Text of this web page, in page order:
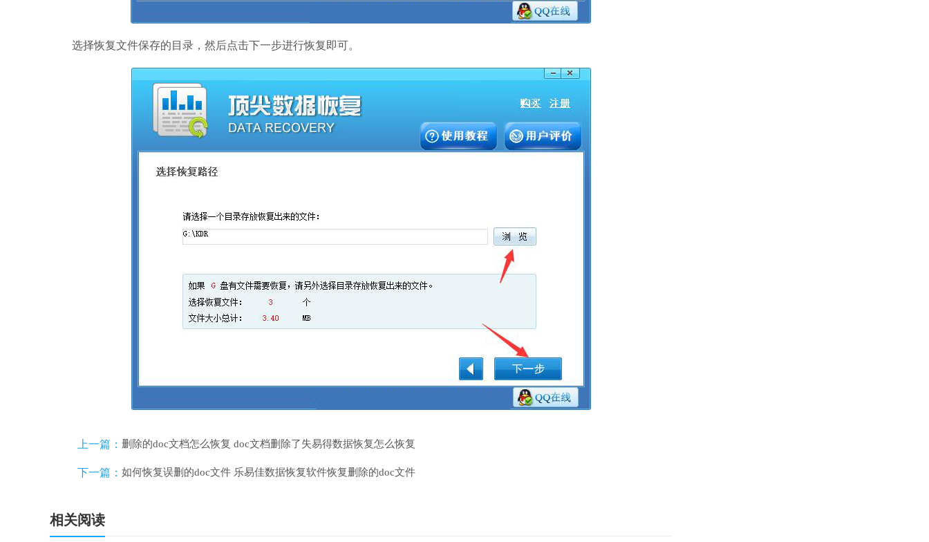
选择恢复文件保存的目录，然后点击下一步进行恢复即可。
上一篇： 删除的doc文档怎么恢复 doc文档删除了失易得数据恢复怎么恢复
下一篇： 如何恢复误删的doc文件 乐易佳数据恢复软件恢复删除的doc文件
相关阅读